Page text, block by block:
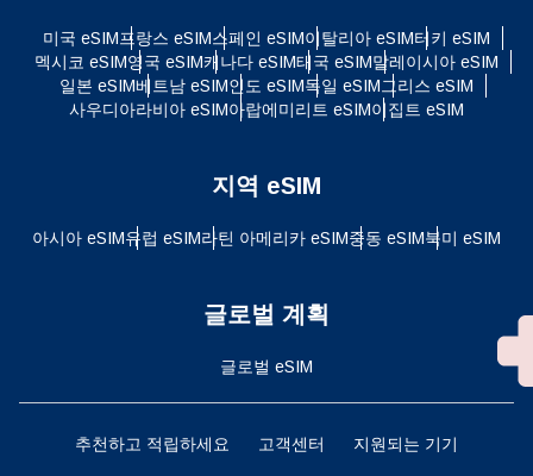
미국 eSIM프랑스 eSIM스페인 eSIM이탈리아 eSIM터키 eSIM
멕시코 eSIM영국 eSIM캐나다 eSIM태국 eSIM말레이시아 eSIM
일본 eSIM베트남 eSIM인도 eSIM독일 eSIM그리스 eSIM
사우디아라비아 eSIM아랍에미리트 eSIM이집트 eSIM
지역 eSIM
아시아 eSIM유럽 ​​eSIM라틴 아메리카 eSIM중동 eSIM북미 eSIM
글로벌 계획
글로벌 eSIM
추천하고 적립하세요 고객센터 지원되는 기기